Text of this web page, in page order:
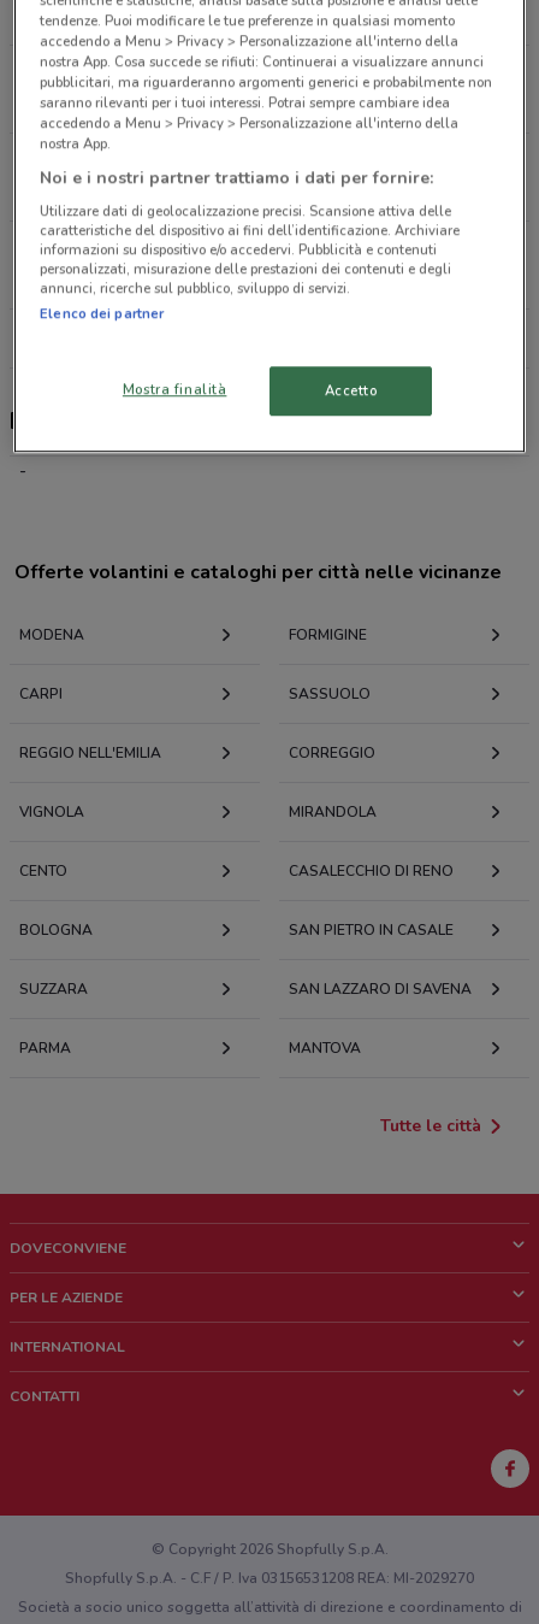
828 m
CHIUSO
Via Luigi Vaccari, 13 Modena
880 m
CHIUSO
1 km
APERTO
Strada Nazionale Del Canaletto Sud, 21 Modena
1.1 km
APERTO
Poste Italiane, offerte e negozi
-
Offerte volantini e cataloghi per città nelle vicinanze
MODENA FORMIGINE
CARPI SASSUOLO
REGGIO NELL'EMILIA CORREGGIO
VIGNOLA MIRANDOLA
CENTO CASALECCHIO DI RENO
BOLOGNA SAN PIETRO IN CASALE
SUZZARA SAN LAZZARO DI SAVENA
PARMA MANTOVA
Tutte le città
DOVECONVIENE
Chi siamo
Lavora con noi
PER LE AZIENDE
Richieste commerciali e marketing
INTERNATIONAL
CONTATTI
Hai un malfunzionamento sul web o sull'app?
© Copyright 2026 Shopfully S.p.A.
Shopfully S.p.A. - C.F / P. Iva 03156531208 REA: MI-2029270
Società a socio unico soggetta all’attività di direzione e coordinamento di
tendenze. Puoi modificare le tue preferenze in qualsiasi momento
accedendo a Menu > Privacy > Personalizzazione all'interno della
nostra App. Cosa succede se rifiuti: Continuerai a visualizzare annunci
pubblicitari, ma riguarderanno argomenti generici e probabilmente non
saranno rilevanti per i tuoi interessi. Potrai sempre cambiare idea
accedendo a Menu > Privacy > Personalizzazione all'interno della
nostra App.
Noi e i nostri partner trattiamo i dati per fornire:
Utilizzare dati di geolocalizzazione precisi. Scansione attiva delle
caratteristiche del dispositivo ai fini dell’identificazione. Archiviare
informazioni su dispositivo e/o accedervi. Pubblicità e contenuti
personalizzati, misurazione delle prestazioni dei contenuti e degli
annunci, ricerche sul pubblico, sviluppo di servizi.
Elenco dei partner
Mostra finalità Accetto